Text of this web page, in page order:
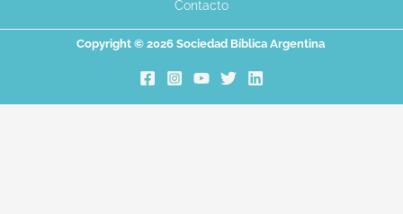
Contacto
Copyright © 2026 Sociedad Bíblica Argentina